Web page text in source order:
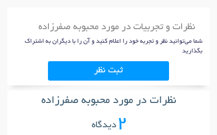
نظرات و تجربیات در مورد محبوبه صفرزاده
شما می‌توانید نظر و تجربه خود را اعلام کنید و آن را با دیگران به اشتراک
بگذارید
ثبت نظر
نظرات در مورد محبوبه صفرزاده
2دیدگاه